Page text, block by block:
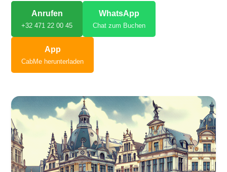
Anrufen
+32 471 22 00 45
WhatsApp
Chat zum Buchen
App
CabMe herunterladen